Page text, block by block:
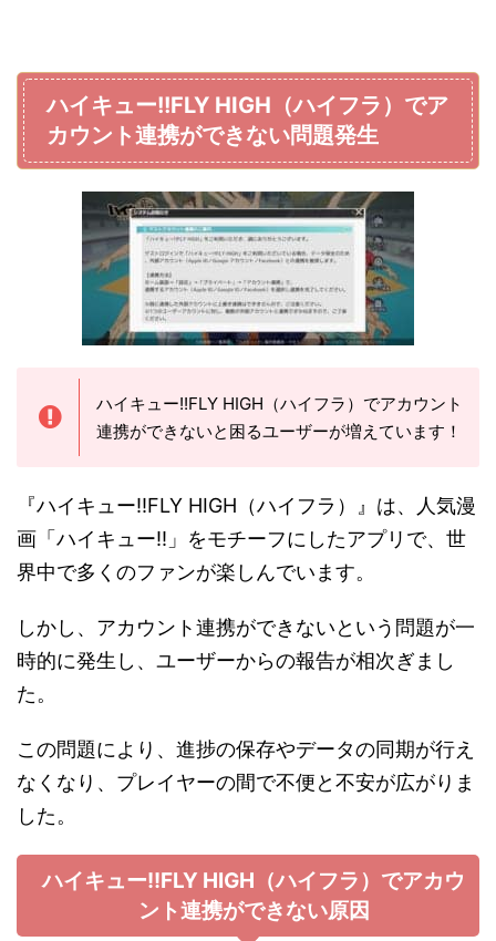
ハイキュー!!FLY HIGH（ハイフラ）でア
カウント連携ができない問題発生
ハイキュー!!FLY HIGH（ハイフラ）でアカウント
連携ができないと困るユーザーが増えています！
『ハイキュー!!FLY HIGH（ハイフラ）』は、人気漫
画「ハイキュー!!」をモチーフにしたアプリで、世
界中で多くのファンが楽しんでいます。
しかし、アカウント連携ができないという問題が一
時的に発生し、ユーザーからの報告が相次ぎまし
た。
この問題により、進捗の保存やデータの同期が行え
なくなり、プレイヤーの間で不便と不安が広がりま
した。
ハイキュー!!FLY HIGH（ハイフラ）でアカウ
ント連携ができない原因